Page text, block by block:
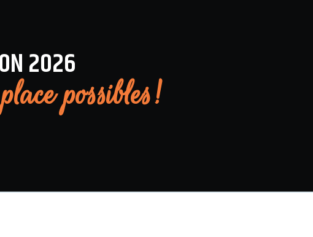
2026
possibles!